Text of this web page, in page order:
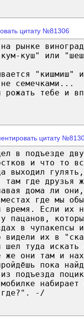
цитату №81306
рынке
куш" или
"кишмиш"
семечками...
рожать тебе и
цитату
в подъезде
и что то
выходил
там где друзья
дома ли
где мы
время. Если их
пацанов,
в чупакепсы
видели их в
туда искать
же они там и
пока
подъезда
набирает
где?". -/